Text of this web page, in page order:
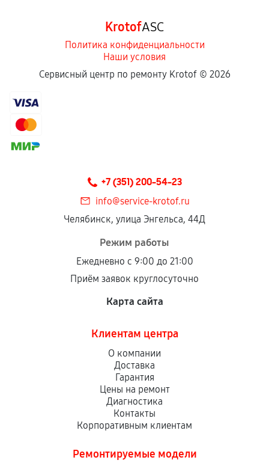
KrotofASC
Политика конфиденциальности
Наши условия
Сервисный центр по ремонту Krotof © 2026
+7 (351) 200-54-23
info@service-krotof.ru
Челябинск, улица Энгельса, 44Д
Режим работы
Ежедневно с 9:00 до 21:00
Приём заявок круглосуточно
Карта сайта
Клиентам центра
О компании
Доставка
Гарантия
Цены на ремонт
Диагностика
Контакты
Корпоративным клиентам
Ремонтируемые модели